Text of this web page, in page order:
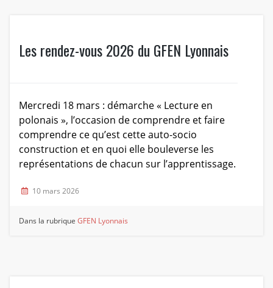
Les rendez-vous 2026 du GFEN Lyonnais
Mercredi 18 mars : démarche « Lecture en
polonais », l’occasion de comprendre et faire
comprendre ce qu’est cette auto-socio
construction et en quoi elle bouleverse les
représentations de chacun sur l’apprentissage.
10 mars 2026
Dans la rubriqueGFEN Lyonnais